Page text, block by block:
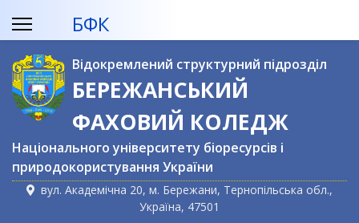
БФК
Відокремлений структурний підрозділ
БЕРЕЖАНСЬКИЙ
ФАХОВИЙ КОЛЕДЖ
Національного університету біоресурсів і
природокористування України
вул. Академічна 20, м. Бережани, Тернопільська обл.,
Україна, 47501